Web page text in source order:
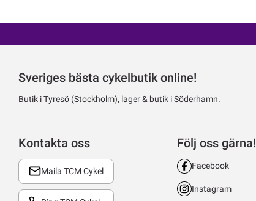
Sveriges bästa cykelbutik online!
Butik i Tyresö (Stockholm), lager & butik i Söderhamn.
Kontakta oss
Maila TCM Cykel
Följ oss gärna!
Facebook
Instagram